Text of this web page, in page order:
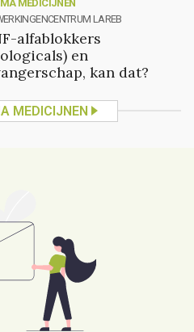
MEDICIJNEN
LAREB
alfablokkers
en
kan dat?
MEDICIJNEN